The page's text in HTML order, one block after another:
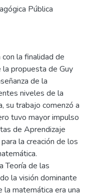
Pública
la finalidad de
propuesta de Guy
de la
niveles de la
su trabajo comenzó a
tuvo mayor impulso
de Aprendizaje
la creación de los
Teoría de las
la visión dominante
la matemática era una